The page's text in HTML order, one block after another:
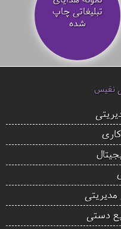
تبلیغاتی چاپ
شده
نفیس
مدیریتی
دستی